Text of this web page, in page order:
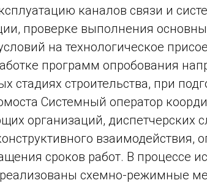
каналов связи и
проверке выполнения
на технологическое
программ опробования
стадиях строительства, при
Системный оператор
организаций, диспетчерских
взаимодействия,
сроков работ. В процессе
схемно-режимные